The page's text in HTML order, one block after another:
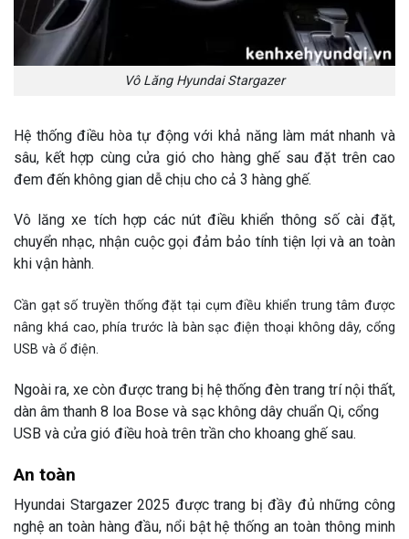
Vô Lăng Hyundai Stargazer
Hệ thống điều hòa tự động với khả năng làm mát nhanh và
sâu, kết hợp cùng cửa gió cho hàng ghế sau đặt trên cao
đem đến không gian dễ chịu cho cả 3 hàng ghế.
Vô lăng xe tích hợp các nút điều khiển thông số cài đặt,
chuyển nhạc, nhận cuộc gọi đảm bảo tính tiện lợi và an toàn
khi vận hành.
Cần gạt số truyền thống đặt tại cụm điều khiển trung tâm được
nâng khá cao, phía trước là bàn sạc điện thoại không dây, cổng
USB và ổ điện.
Ngoài ra, xe còn được trang bị hệ thống đèn trang trí nội thất,
dàn âm thanh 8 loa Bose và sạc không dây chuẩn Qi, cổng
USB và cửa gió điều hoà trên trần cho khoang ghế sau.
An toàn
Hyundai Stargazer 2025 được trang bị đầy đủ những công
nghệ an toàn hàng đầu, nổi bật hệ thống an toàn thông minh